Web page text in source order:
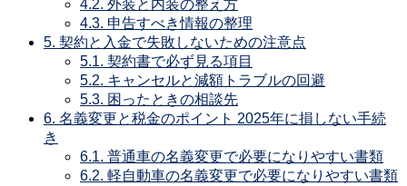
4.2. 外装と内装の整え方
4.3. 申告すべき情報の整理
5. 契約と入金で失敗しないための注意点
5.1. 契約書で必ず見る項目
5.2. キャンセルと減額トラブルの回避
5.3. 困ったときの相談先
6. 名義変更と税金のポイント 2025年に損しない手続
き
6.1. 普通車の名義変更で必要になりやすい書類
6.2. 軽自動車の名義変更で必要になりやすい書類